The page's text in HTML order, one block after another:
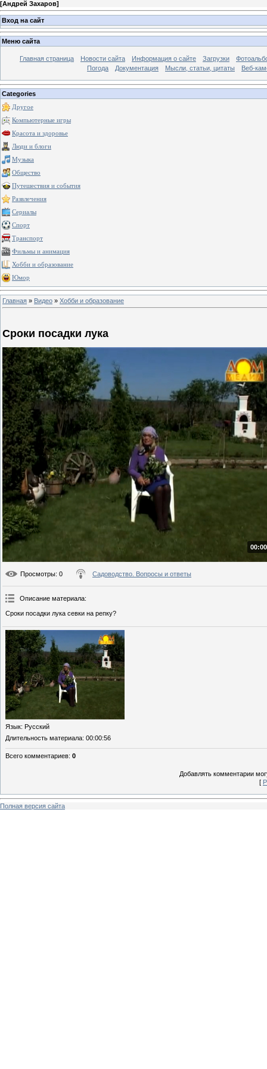
[Андрей Захаров]
Вход на сайт
Меню сайта
Главная страница Новости сайта Информация о сайте Загрузки
Погода
Документация Мысли, статьи, цитаты Веб-
Categories
Другое
Компьютерные игры
Красота и здоровье
Люди и блоги
Музыка
Общество
Путешествия и события
Развлечения
Сериалы
Спорт
Транспорт
Фильмы и анимация
Хобби и образование
Юмор
Главная » Видео » Хобби и образование
Сроки посадки лука
Просмотры: 0 Садоводство. Вопросы и ответы
Описание материала:
Сроки посадки лука севки на репку?
Язык: Русский
Длительность материала: 00:00:56
Всего комментариев: 0
Добавлять комментарии
[
Полная версия сайта